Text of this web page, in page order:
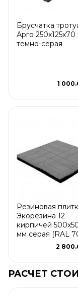
Брусчатка
Арго
темно-серая
1
Резиновая
Экорезина 12
кирпичей
мм серая (RAL
2
РАСЧЕТ